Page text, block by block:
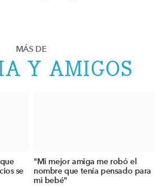
MÁS DE
Y AMIGOS
se
"Mi mejor amiga me robó el
nombre que tenía pensado para
mi bebé"